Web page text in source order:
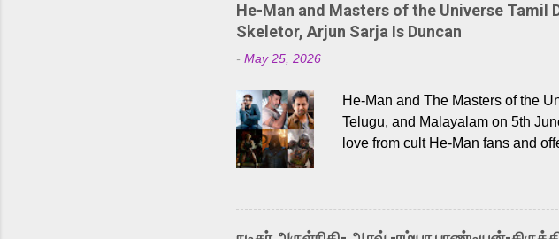
He-Man and Masters of the Universe Tamil
Skeletor, Arjun Sarja Is Duncan
- May 25, 2026
He-Man and The Masters of the
Telugu, and Malayalam on 5th
love from cult He-Man fans and
Adding to the growing buzz is
singer Karthik, who lends his
like “Behene De” from Raavan,